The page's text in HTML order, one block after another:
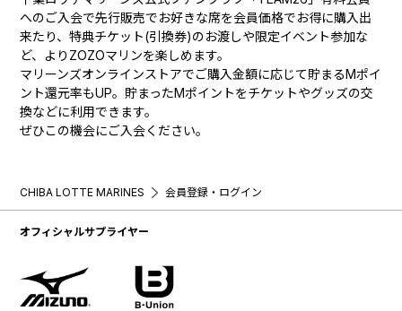
へのご入会で先行販売でお好きな席を会員価格でお得に購入出
来たり、特典チケット(引換券)のお渡しや限定イベント参加な
ど、よりZOZOマリンを楽しめます。
マリーンズオンラインストアでご購入金額に応じて貯まるMポイ
ント還元率もUP。貯まったMポイントをチケットやグッズの交
換などに利用できます。
ぜひこの機会にご入会ください。
CHIBA LOTTE MARINES 会員登録・ログイン
オフィシャルサプライヤー